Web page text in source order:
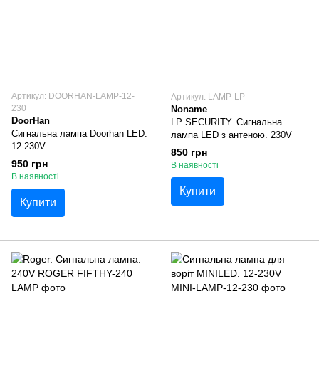
Артикул: DOORHAN-LAMP-12-
230
DoorHan
Сигнальна лампа Doorhan LED.
12-230V
950 грн
В наявності
Купити
Артикул: LAMP-LP
Noname
LP SECURITY. Сигнальна
лампа LED з антеною. 230V
850 грн
В наявності
Купити